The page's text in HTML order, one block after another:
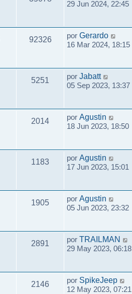
29 Jun 2024, 22:45
92326 por Gerardo
16 Mar 2024, 18:15
5251 por Jabatt
05 Sep 2023, 13:37
2014 por Agustin
18 Jun 2023, 18:50
1183 por Agustin
17 Jun 2023, 15:01
1905 por Agustin
05 Jun 2023, 23:32
2891 por TRAILMAN
29 May 2023, 06:18
2146 por SpikeJeep
12 May 2023, 07:21